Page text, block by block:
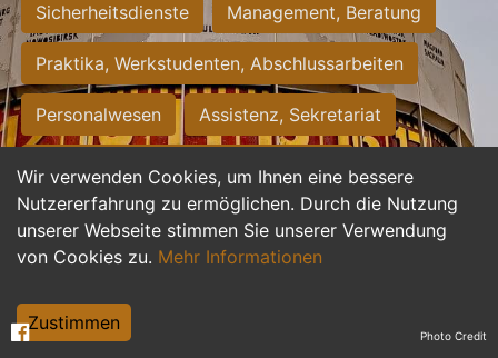
Wir verwenden Cookies, um Ihnen eine bessere
Nutzererfahrung zu ermöglichen. Durch die Nutzung
unserer Webseite stimmen Sie unserer Verwendung
von Cookies zu. Mehr Informationen
Zustimmen
Sicherheitsdienste Management, Beratung
Praktika, Werkstudenten, Abschlussarbeiten
Personalwesen Assistenz, Sekretariat
Hilfskräfte, Aushilfs- und Nebenjobs
Einkauf, Logistik, Materialwirtschaft
Weiterbildung, Studium, duale Ausbildung
Tourismus
Photo Credit